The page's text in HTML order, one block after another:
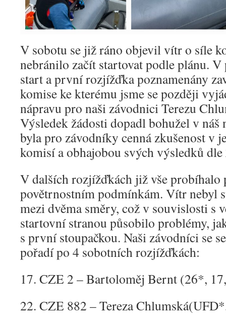
V sobotu se již ráno objevil vítr o síle
nebránilo začít startovat podle plánu.
start a první rozjížďka poznamenány
komise ke kterému jsme se později
nápravu pro naši závodnici Terezu
Výsledek žádosti dopadl bohužel v náš
byla pro závodníky cenná zkušenost v
komisí a obhajobou svých výsledků dle
V dalších rozjížďkách již vše probíhalo
povětrnostním podmínkám. Vítr nebyl
mezi dvěma směry, což v souvislosti s
startovní stranou působilo problémy,
s první stoupačkou. Naši závodníci se
pořadí po 4 sobotních rozjížďkách:
17. CZE 2 – Bartoloměj Bernt (26*,
22. CZE 882 – Tereza